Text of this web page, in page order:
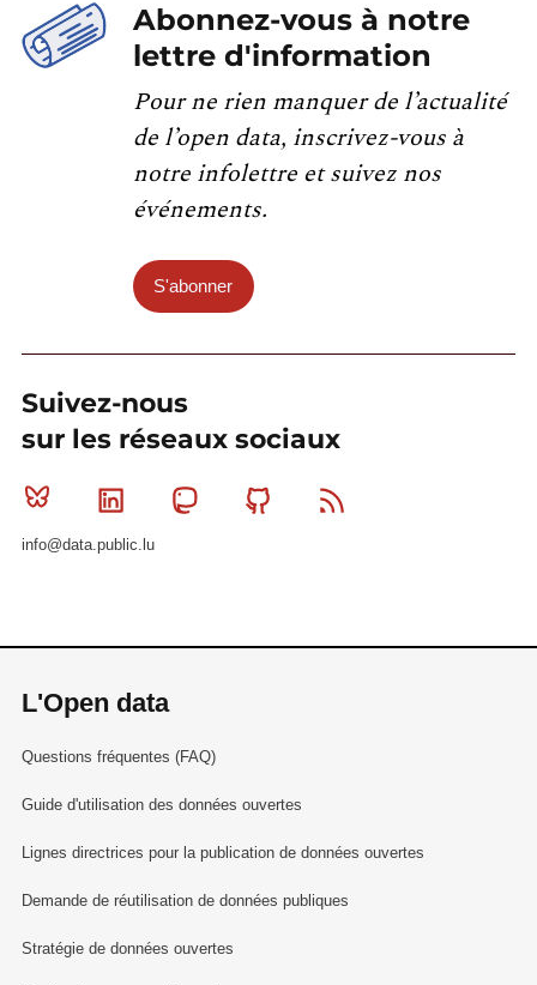
Abonnez-vous à notre
lettre d'information
Pour ne rien manquer de l’actualité
de l’open data, inscrivez-vous à
notre infolettre et suivez nos
événements.
S'abonner
Suivez-nous
sur les réseaux sociaux
Bluesky Linkedin MastodonGithub
info@data.public.lu
L'Open data
Questions fréquentes (FAQ)
Guide d'utilisation des données ouvertes
Lignes directrices pour la publication de données ouvertes
Demande de réutilisation de données publiques
Stratégie de données ouvertes